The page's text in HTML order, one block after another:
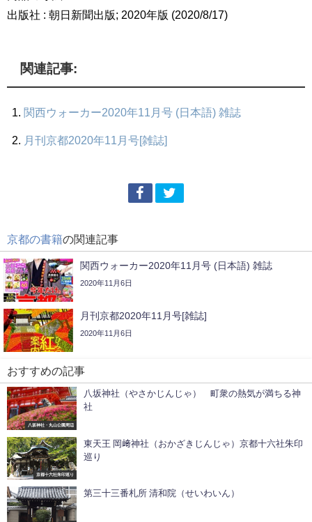
出版社 : 朝日新聞出版; 2020年版 (2020/8/17)
関連記事:
関西ウォーカー2020年11月号 (日本語) 雑誌
月刊京都2020年11月号[雑誌]
京都の書籍の関連記事
関西ウォーカー2020年11月号 (日本語) 雑誌
2020年11月6日
月刊京都2020年11月号[雑誌]
2020年11月6日
おすすめの記事
八坂神社・丸山公園周辺
八坂神社（やさかじんじゃ） 町衆の熱気が満ちる神
社
京都十六社朱印巡り
東天王 岡﨑神社（おかざきじんじゃ）京都十六社朱印
巡り
第三十三番札所 清和院（せいわいん）